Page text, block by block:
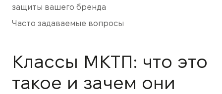
защиты вашего бренда
Часто задаваемые вопросы
Классы МКТП: что это
такое и зачем они